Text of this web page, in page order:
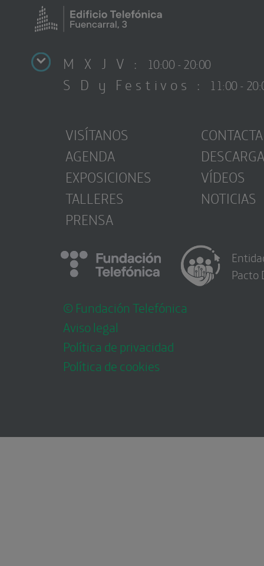
M X J V : 10:00 - 20:00
S D y Festivos : 11:00 -
VISÍTANOS
AGENDA
EXPOSICIONES
TALLERES
PRENSA
CONTACTA
VÍDEOS
NOTICIAS
© Fundación Telefónica
Aviso legal
Política de privacidad
Política de cookies
Pacto